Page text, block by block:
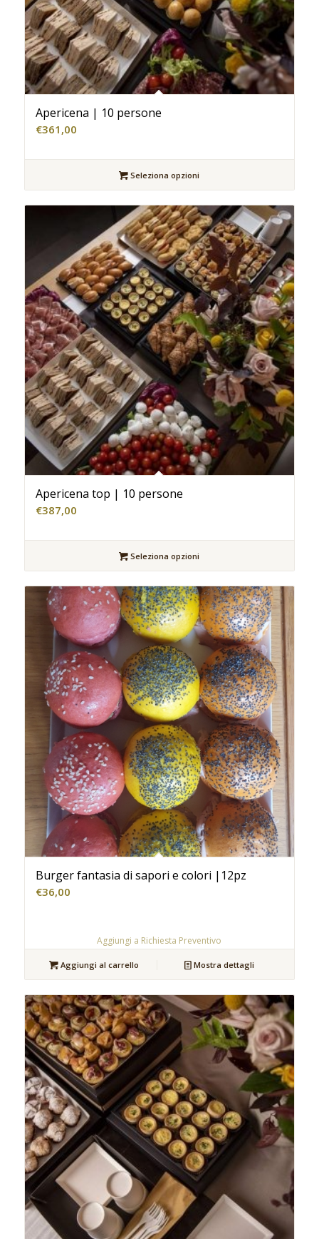
Apericena | 10 persone
€361,00
Seleziona opzioni
Apericena top | 10 persone
€387,00
Seleziona opzioni
Burger fantasia di sapori e colori |12pz
€36,00
Aggiungi a Richiesta Preventivo
Aggiungi al carrello Mostra dettagli